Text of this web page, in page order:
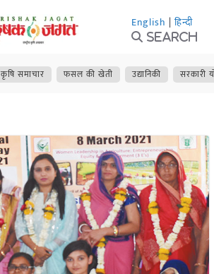
English | हिन्दी
Search
कृषि समाचार फसल की खेती उद्यानिकी सरकारी